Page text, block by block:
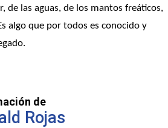
de las aguas, de los mantos freáticos,
algo que por todos es conocido y
de
Rojas